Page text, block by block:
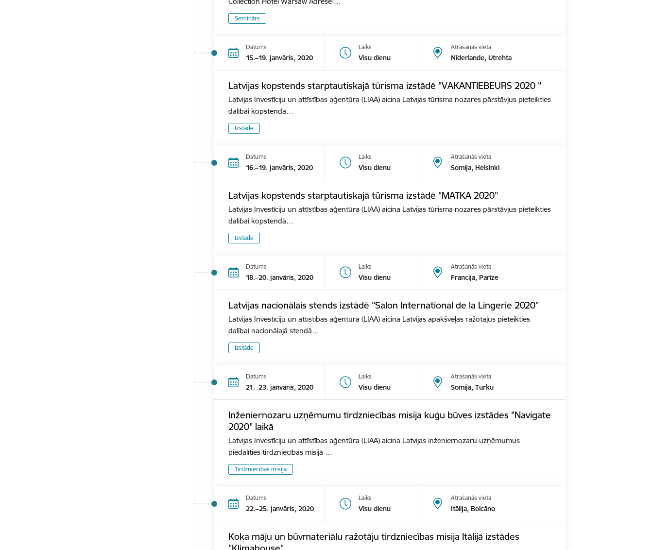
Seminārs
Datums
15.–19. janvāris, 2020
Laiks
Visu dienu
Atrašanās vieta
Nīderlande, Utrehta
Latvijas kopstends starptautiskajā tūrisma izstādē "VAKANTIEBEURS 2020 "
Latvijas Investīciju un attīstības aģentūra (LIAA) aicina Latvijas tūrisma nozares pārstāvjus pieteikties
dalībai kopstendā…
Izstāde
Datums
16.–19. janvāris, 2020
Laiks
Visu dienu
Atrašanās vieta
Somija, Helsinki
Latvijas kopstends starptautiskajā tūrisma izstādē "MATKA 2020"
Latvijas Investīciju un attīstības aģentūra (LIAA) aicina Latvijas tūrisma nozares pārstāvjus pieteikties
dalībai kopstendā…
Izstāde
Datums
18.–20. janvāris, 2020
Laiks
Visu dienu
Atrašanās vieta
Francija, Parīze
Latvijas nacionālais stends izstādē "Salon International de la Lingerie 2020"
Latvijas Investīciju un attīstības aģentūra (LIAA) aicina Latvijas apakšveļas ražotājus pieteikties
dalībai nacionālajā stendā…
Izstāde
Datums
21.–23. janvāris, 2020
Laiks
Visu dienu
Atrašanās vieta
Somija, Turku
Inženiernozaru uzņēmumu tirdzniecības misija kuģu būves izstādes "Navigate
2020" laikā
Latvijas Investīciju un attīstības aģentūra (LIAA) aicina Latvijas inženiernozaru uzņēmumus
piedalīties tirdzniecības misijā …
Tirdzniecības misija
Datums
22.–25. janvāris, 2020
Laiks
Visu dienu
Atrašanās vieta
Itālija, Bolcāno
Koka māju un būvmateriālu ražotāju tirdzniecības misija Itālijā izstādes